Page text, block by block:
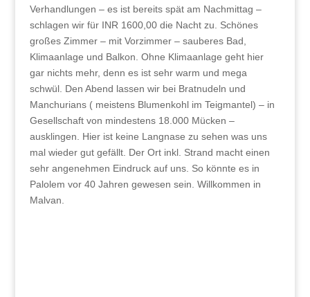
Verhandlungen – es ist bereits spät am Nachmittag –
schlagen wir für INR 1600,00 die Nacht zu. Schönes
großes Zimmer – mit Vorzimmer – sauberes Bad,
Klimaanlage und Balkon. Ohne Klimaanlage geht hier
gar nichts mehr, denn es ist sehr warm und mega
schwül. Den Abend lassen wir bei Bratnudeln und
Manchurians ( meistens Blumenkohl im Teigmantel) – in
Gesellschaft von mindestens 18.000 Mücken –
ausklingen. Hier ist keine Langnase zu sehen was uns
mal wieder gut gefällt. Der Ort inkl. Strand macht einen
sehr angenehmen Eindruck auf uns. So könnte es in
Palolem vor 40 Jahren gewesen sein. Willkommen in
Malvan.